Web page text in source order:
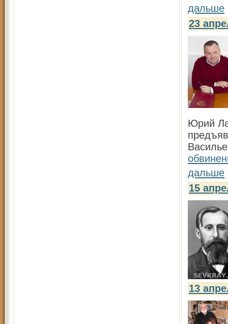
дальше
23
Юрий
дальше
15
13